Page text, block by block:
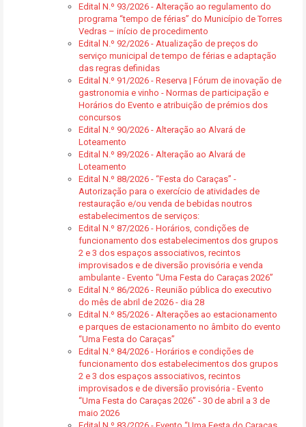
Edital N.º 93/2026 - Alteração ao regulamento do
programa “tempo de férias” do Município de Torres
Vedras – início de procedimento
Edital N.º 92/2026 - Atualização de preços do
serviço municipal de tempo de férias e adaptação
das regras definidas
Edital N.º 91/2026 - Reserva | Fórum de inovação de
gastronomia e vinho - Normas de participação e
Horários do Evento e atribuição de prémios dos
concursos
Edital N.º 90/2026 - Alteração ao Alvará de
Loteamento
Edital N.º 89/2026 - Alteração ao Alvará de
Loteamento
Edital N.º 88/2026 - “Festa do Caraças” -
Autorização para o exercício de atividades de
restauração e/ou venda de bebidas noutros
estabelecimentos de serviços:
Edital N.º 87/2026 - Horários, condições de
funcionamento dos estabelecimentos dos grupos
2 e 3 dos espaços associativos, recintos
improvisados e de diversão provisória e venda
ambulante - Evento “Uma Festa do Caraças 2026”
Edital N.º 86/2026 - Reunião pública do executivo
do mês de abril de 2026 - dia 28
Edital N.º 85/2026 - Alterações ao estacionamento
e parques de estacionamento no âmbito do evento
“Uma Festa do Caraças”
Edital N.º 84/2026 - Horários e condições de
funcionamento dos estabelecimentos dos grupos
2 e 3 dos espaços associativos, recintos
improvisados e de diversão provisória - Evento
“Uma Festa do Caraças 2026” - 30 de abril a 3 de
maio 2026